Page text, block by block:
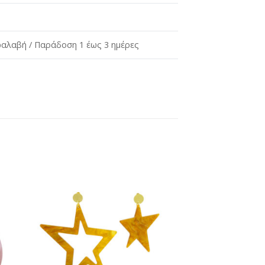
/ Παράδοση 1 έως 3 ημέρες
Προσθήκη
wishlist